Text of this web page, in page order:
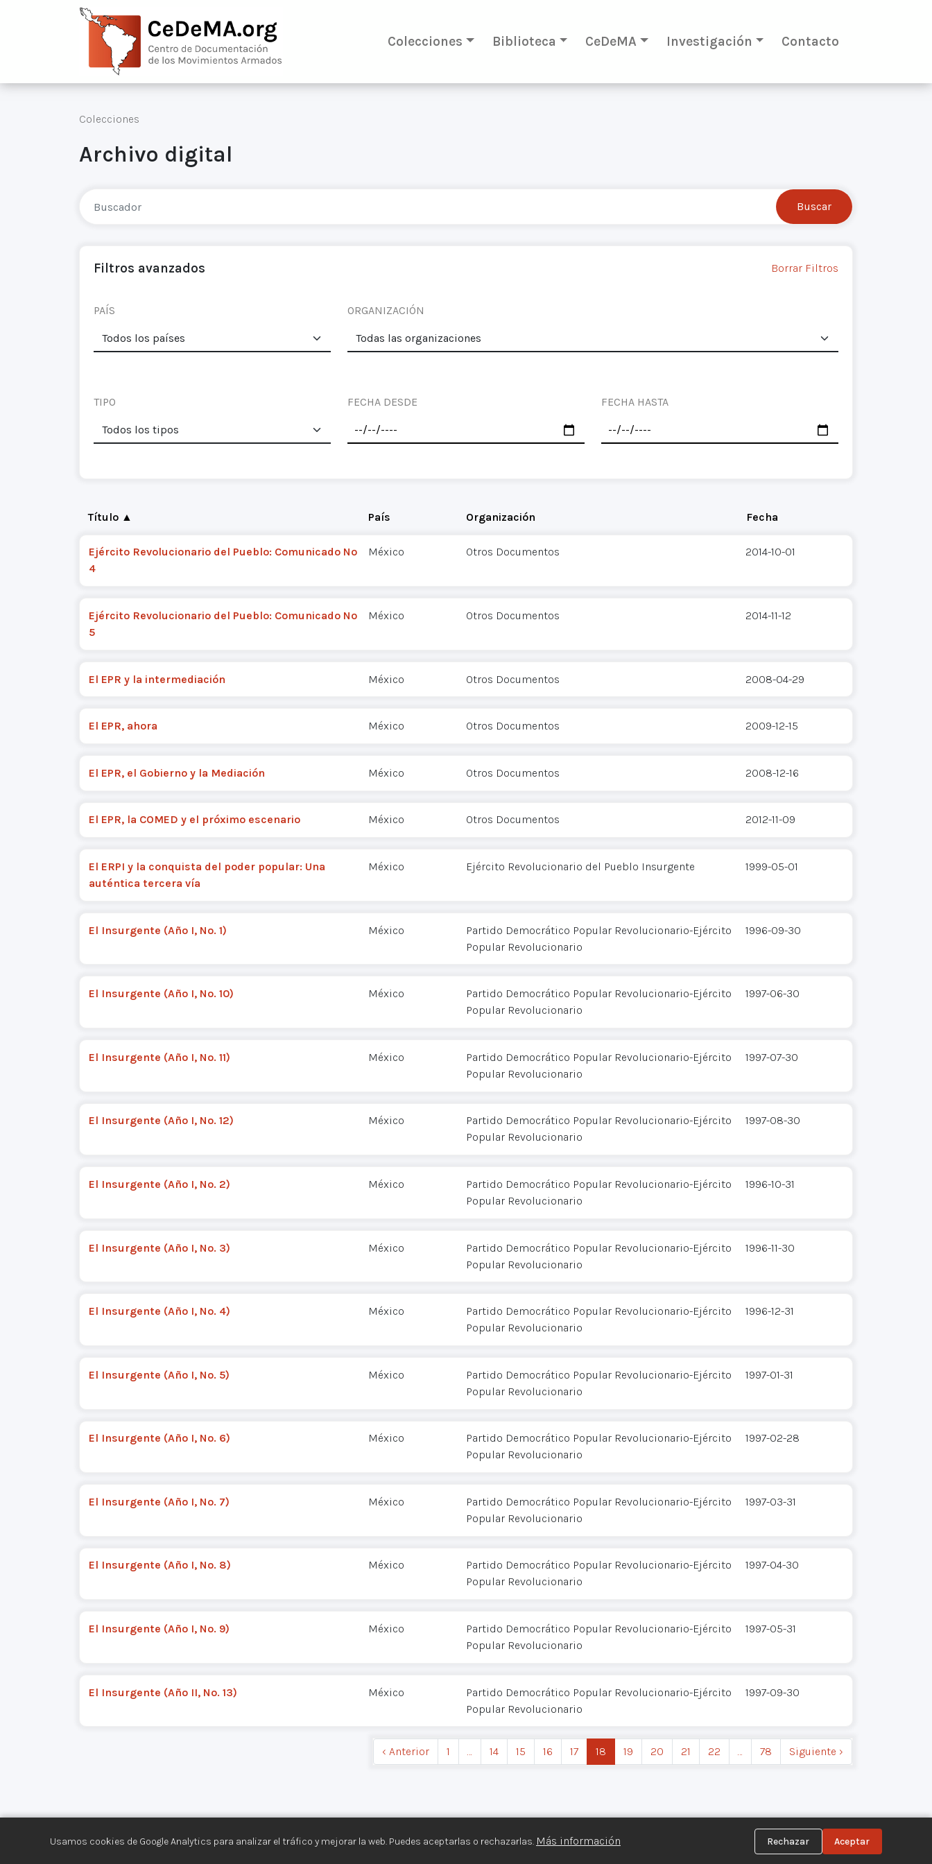
Usamos cookies de Google Analytics para analizar el tráfico y mejorar la web. Puedes aceptarlas o rechazarlas. Más información Rechazar Aceptar
Colecciones Biblioteca CeDeMA Investigación Contacto
Colecciones
Archivo digital
Filtros avanzados Borrar Filtros
PAÍS ORGANIZACIÓN
TIPO FECHA DESDE FECHA HASTA
Título ▲ País Organización Fecha
Ejército Revolucionario del Pueblo: Comunicado Nº
4
México Otros Documentos 2014-10-01
Ejército Revolucionario del Pueblo: Comunicado Nº
5
México Otros Documentos 2014-11-12
El EPR y la intermediación México Otros Documentos 2008-04-29
El EPR, ahora México Otros Documentos 2009-12-15
El EPR, el Gobierno y la Mediación México Otros Documentos 2008-12-16
El EPR, la COMED y el próximo escenario México Otros Documentos 2012-11-09
El ERPI y la conquista del poder popular: Una
auténtica tercera vía
México Ejército Revolucionario del Pueblo Insurgente 1999-05-01
El Insurgente (Año I, No. 1) México
Partido Democrático Popular Revolucionario-Ejército
Popular Revolucionario
1996-09-30
El Insurgente (Año I, No. 10) México
Partido Democrático Popular Revolucionario-Ejército
Popular Revolucionario
1997-06-30
El Insurgente (Año I, No. 11) México
Partido Democrático Popular Revolucionario-Ejército
Popular Revolucionario
1997-07-30
El Insurgente (Año I, No. 12) México
Partido Democrático Popular Revolucionario-Ejército
Popular Revolucionario
1997-08-30
El Insurgente (Año I, No. 2) México
Partido Democrático Popular Revolucionario-Ejército
Popular Revolucionario
1996-10-31
El Insurgente (Año I, No. 3) México
Partido Democrático Popular Revolucionario-Ejército
Popular Revolucionario
1996-11-30
El Insurgente (Año I, No. 4) México
Partido Democrático Popular Revolucionario-Ejército
Popular Revolucionario
1996-12-31
El Insurgente (Año I, No. 5) México
Partido Democrático Popular Revolucionario-Ejército
Popular Revolucionario
1997-01-31
El Insurgente (Año I, No. 6) México
Partido Democrático Popular Revolucionario-Ejército
Popular Revolucionario
1997-02-28
El Insurgente (Año I, No. 7) México
Partido Democrático Popular Revolucionario-Ejército
Popular Revolucionario
1997-03-31
El Insurgente (Año I, No. 8) México
Partido Democrático Popular Revolucionario-Ejército
Popular Revolucionario
1997-04-30
El Insurgente (Año I, No. 9) México
Partido Democrático Popular Revolucionario-Ejército
Popular Revolucionario
1997-05-31
El Insurgente (Año II, No. 13) México
Partido Democrático Popular Revolucionario-Ejército
Popular Revolucionario
1997-09-30
‹ Anterior 1 … 14 15 16 17 18 19 20 21 22 … 78 Siguiente ›
Centro de Documentación de los Movimientos Armados©